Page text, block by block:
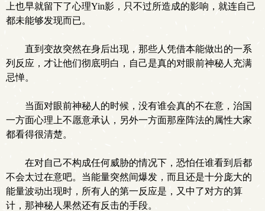
上也早就留下了心理Yin影，只不过所造成的影响，就连自己
都未能够发现而已。
直到变故突然在身后出现，那些人凭借本能做出的一系
列反应，才让他们彻底明白，自己是真的对眼前神秘人充满
忌惮。
当面对眼前神秘人的时候，没有谁会真的不在意，治国
一方面心理上不愿意承认，另外一方面那座阵法的属性大家
都看得很清楚。
在对自己不构成任何威胁的情况下，恐怕任谁看到后都
不会太过在意吧。当能量突然间爆发，而且还是十分庞大的
能量波动出现时，所有人的第一反应是，又中了对方的算
计，那神秘人果然还有反击的手段。